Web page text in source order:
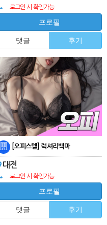
로그인 시 확인가능
프로필
댓글 후기
[오피스텔] 럭셔리백마
대전
로그인 시 확인가능
프로필
댓글 후기